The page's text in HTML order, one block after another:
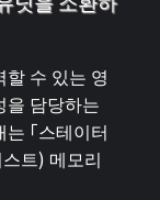
할 수 있는 영
을 담당하는
「스테이터
트) 메모리